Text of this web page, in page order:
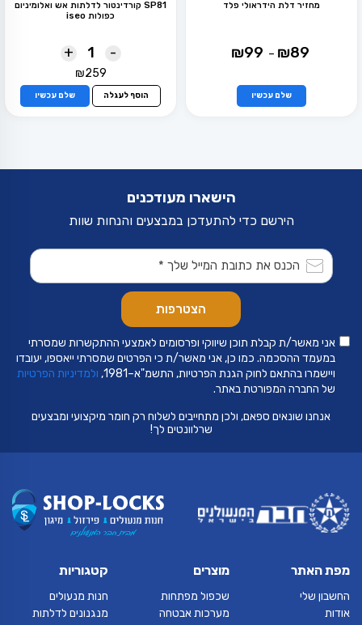
מחזיר דלת הידראולי פלד
₪89
–
₪99
שלם עכשיו
למוצר
זה
יש
את
SP81 קורדינטור לדלתות אש ואלומיניום
כפולות iseo
-
+
₪259
הוסף לעגלה שלם עכשיו
הישארו מעודכנים
הירשם כדי להתעדכן במבצעים והנחות שוות
אני מאשר/ת קבלת תוכן שיווקי ופרסומים לאמצעי ההתקשרות שמסרתי
במעמד ההסכמה. כמו כן, אני מאשר/ת כי הפרטים שמסרתי ייאספו, יעובדו
ויישמרו בהתאם לחוק הגנת הפרטיות, התשמ"א–1981,
ולמדיניות הפרטיות
של החברה המפורטת באתר.
אנחנו שונאים ספאם, ולכן מתחייבים לשלוח רק חומר מיקצועי ומבצעים
שרלוונטים לך!
מפת האתר
החשבון שלי
אודות
מוצרים
שכפול מפתחות
מערכות אבטחה
קטגוריות
חנות מנעולים
מנגנונים לדלתות